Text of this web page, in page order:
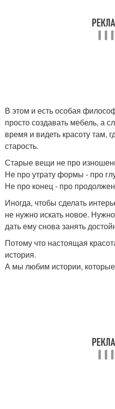
В этом и есть особая
просто создавать мебель, а
время и видеть красоту там,
старость.
Старые вещи не про
Не про утрату формы - про
Не про конец - про
Иногда, чтобы сделать
не нужно искать новое.
дать ему снова занять
Потому что настоящая
история.
А мы любим истории,